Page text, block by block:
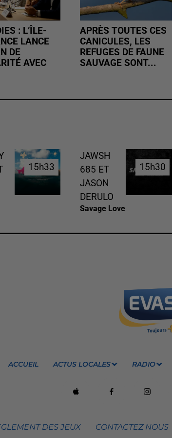
: L’ÎLE-
LANCE
DE
AVEC
APRÈS TOUTES CES
CANICULES, LES
REFUGES DE FAUNE
SAUVAGE SONT...
15h33
15h33
JAWSH
685 ET
JASON
DERULO
Savage Love
15h30
15h30
ACCUEIL ACTUS LOCALES RADIO
DES JEUX CONTACTEZ NOUS